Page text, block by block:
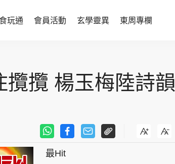
玩通 會員活動 玄學靈異 東周專欄
醫療百科
攬 楊玉梅陸詩韻
最Hit